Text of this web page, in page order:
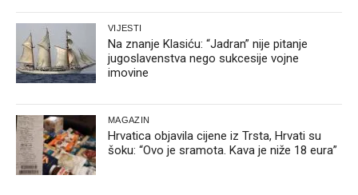
VIJESTI
Na znanje Klasiću: “Jadran” nije pitanje
jugoslavenstva nego sukcesije vojne
imovine
MAGAZIN
Hrvatica objavila cijene iz Trsta, Hrvati su
šoku: “Ovo je sramota. Kava je niže 18 eura”